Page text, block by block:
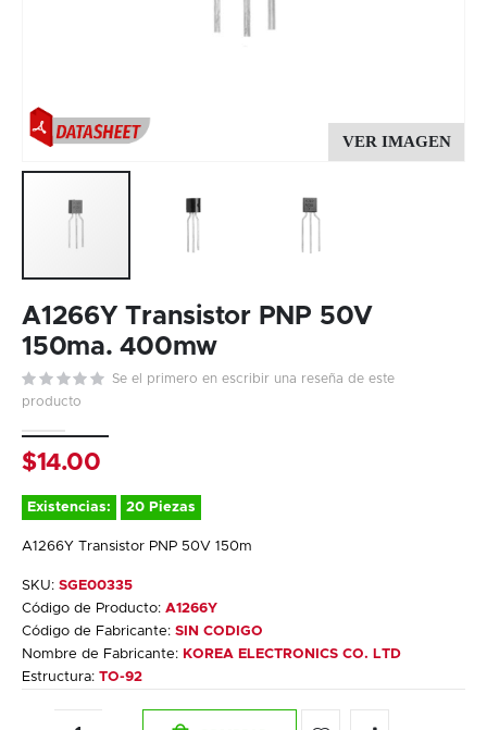
to
the
beginning
of
the
images
gallery
A1266Y Transistor PNP 50V
150ma. 400mw
Se el primero en escribir una reseña de este
producto
$14.00
Existencias: 20 Piezas
A1266Y Transistor PNP 50V 150m
SKU: SGE00335
Código de Producto: A1266Y
Código de Fabricante: SIN CODIGO
Nombre de Fabricante: KOREA ELECTRONICS CO. LTD
Estructura: TO-92